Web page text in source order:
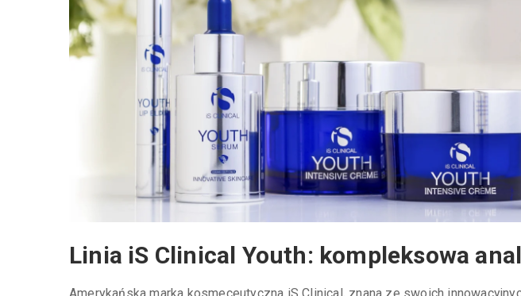
Linia iS Clinical Youth: kompleksowa